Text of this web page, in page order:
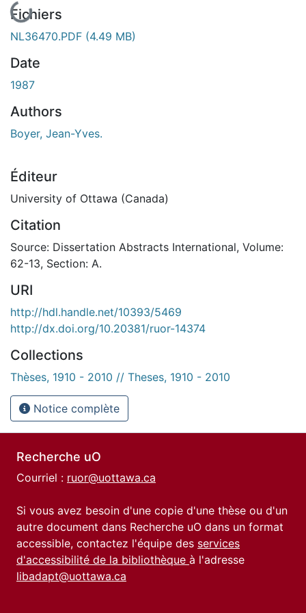
Fichiers
NL36470.PDF (4.49 MB)
Date
1987
Authors
Boyer, Jean-Yves.
Éditeur
University of Ottawa (Canada)
Citation
Source: Dissertation Abstracts International, Volume:
62-13, Section: A.
URI
http://hdl.handle.net/10393/5469
http://dx.doi.org/10.20381/ruor-14374
Collections
Thèses, 1910 - 2010 // Theses, 1910 - 2010
Notice complète
Recherche uO
Courriel : ruor@uottawa.ca
Si vous avez besoin d'une copie d'une thèse ou d'un
autre document dans Recherche uO dans un format
accessible, contactez l'équipe des services
d'accessibilité de la bibliothèque à l'adresse
libadapt@uottawa.ca